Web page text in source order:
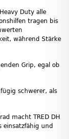
Duty alle
tragen bis
während Stärke
Grip, egal ob
schwerer, als
macht TRED DH
einsatzfähig und